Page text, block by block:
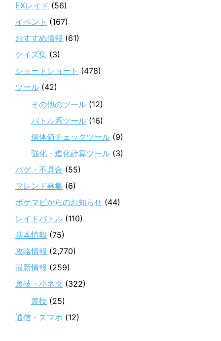
EXレイド (56)
イベント (167)
おすすめ情報 (61)
クイズ集 (3)
ショートショート (478)
ツール (42)
その他のツール (12)
バトル系ツール (16)
個体値チェックツール (9)
強化・進化計算ツール (3)
バグ・不具合 (55)
フレンド募集 (6)
ポケマピからのお知らせ (44)
レイドバトル (110)
基本情報 (75)
攻略情報 (2,770)
最新情報 (259)
裏技・小ネタ (322)
裏技 (25)
通信・スマホ (12)